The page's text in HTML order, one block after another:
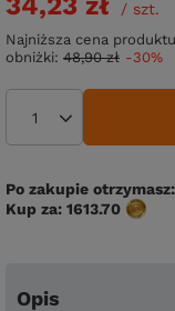
/ szt.
Najniższa cena
obniżki: 48,90 zł -30%
Po zakupie otrzymasz:
Kup za: 1613.70
Opis